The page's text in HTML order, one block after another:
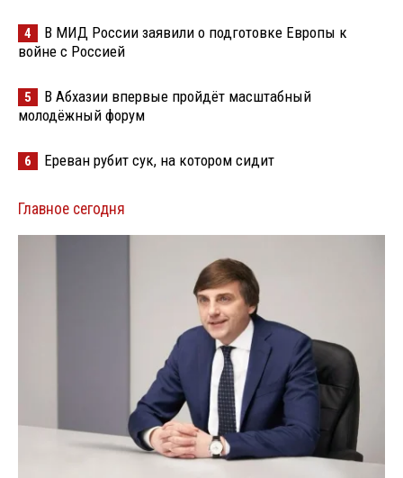
4
В МИД России заявили о подготовке Европы к
войне с Россией
5
В Абхазии впервые пройдёт масштабный
молодёжный форум
6 Ереван рубит сук, на котором сидит
Главное сегодня